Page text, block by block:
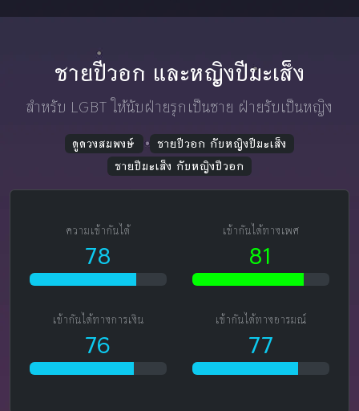
ชายปีวอก และหญิงปีมะเส็ง
สำหรับ LGBT ให้นับฝ่ายรุกเป็นชาย ฝ่ายรับเป็นหญิง
ดูดวงสมพงษ์
ชายปีวอก กับหญิงปีมะเส็ง
ชายปีมะเส็ง กับหญิงปีวอก
ความเข้ากันได้
78
เข้ากันได้ทางเพศ
81
เข้ากันได้ทางการเงิน
76
เข้ากันได้ทางอารมณ์
77